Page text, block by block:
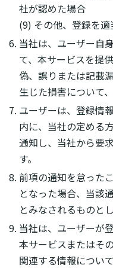
社が認めた場合
(9) その他、登録を
当社は、ユーザー自
て、本サービスを提
偽、誤りまたは記載
生じた損害について
ユーザーは、登録情
内に、当社の定める
通知し、当社から要
す。
前項の通知を怠った
となった場合、当該
とみなされるものとし
当社は、ユーザーが
本サービスまたはそ
関連する情報につい